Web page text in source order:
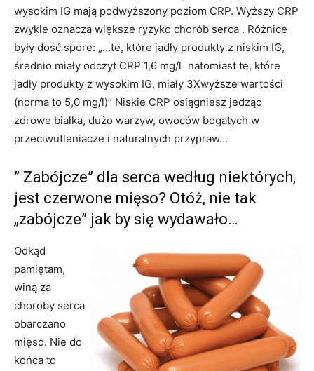
wysokim IG mają podwyższony poziom CRP. Wyższy CRP
zwykle oznacza większe ryzyko chorób serca . Różnice
były dość spore: „…te, które jadły produkty z niskim IG,
średnio miały odczyt CRP 1,6 mg/l natomiast te, które
jadły produkty z wysokim IG, miały 3Xwyższe wartości
(norma to 5,0 mg/l)” Niskie CRP osiągniesz jedząc
zdrowe białka, dużo warzyw, owoców bogatych w
przeciwutleniacze i naturalnych przypraw…
” Zabójcze” dla serca według niektórych,
jest czerwone mięso? Otóż, nie tak
„zabójcze” jak by się wydawało…
Odkąd
pamiętam,
winą za
choroby serca
obarczano
mięso. Nie do
końca to